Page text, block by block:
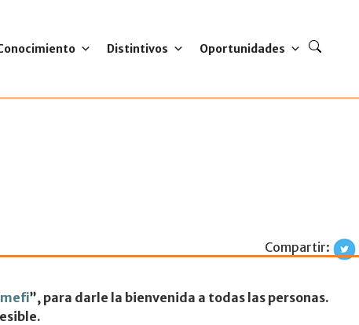
Distintivos Oportunidades
nadie quedeCompartir:
”, para darle la bienvenida a todas las personas.